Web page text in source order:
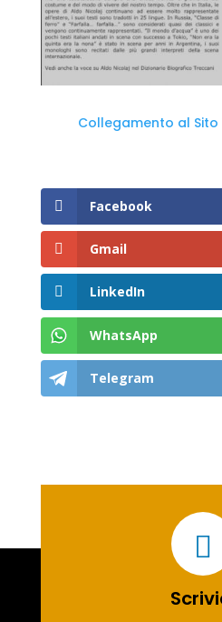
Collegamento al Sito
Facebook
Gmail
LinkedIn
WhatsApp
Telegram
